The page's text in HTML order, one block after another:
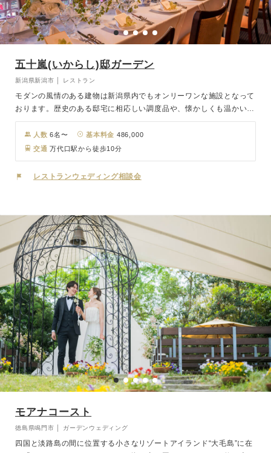
五十嵐(いからし)邸ガーデン
新潟県新潟市 │ レストラン
モダンの風情のある建物は新潟県内でもオンリーワンな施設となって
おります。歴史のある邸宅に相応しい調度品や、懐かしくも温かい気
持ちにさせてくれる囲炉裏のあるウェディングルームなど、趣をゲス
トの方々に楽しんでいただけます。屋敷の中には2,500坪の庭園が広
がり、春夏秋冬どの時期でもおふたりとゲストの目を楽しませてくれ
るでしょう。お料理は厳選した新潟のものはもちろん、全国のおいし
い食材を取り寄せています。 料理に舌鼓を打ちながら華々しい祝宴
人数 6名〜 基本料金 486,000
交通 万代口駅から徒歩10分
レストランウェディング相談会
モアナコースト
徳島県鳴門市 │ ガーデンウェディング
四国と淡路島の間に位置する小さなリゾートアイランド“大毛島”に在